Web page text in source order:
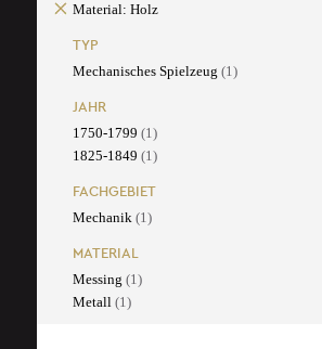
Material: Holz
TYP
Mechanisches Spielzeug (1)
JAHR
1750-1799 (1)
1825-1849 (1)
FACHGEBIET
Mechanik (1)
MATERIAL
Messing (1)
Metall (1)